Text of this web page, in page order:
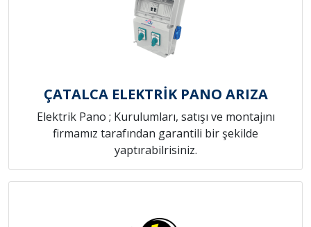
ÇATALCA ELEKTRİK PANO ARIZA
Elektrik Pano ; Kurulumları, satışı ve montajını
firmamız tarafından garantili bir şekilde
yaptırabilrisiniz.